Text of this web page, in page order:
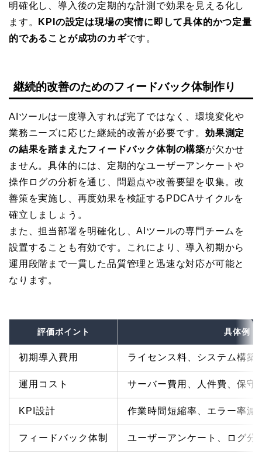
明確化し、導入後の定期的な計測で効果を見える化し
ます。
KPIの設定は現場の実情に即して具体的かつ定量
的であることが成功のカギです。
継続的改善のためのフィードバック体制作り
AIツールは一度導入すれば完了ではなく、環境変化や
業務ニーズに応じた継続的改善が必要です。 効果測定
の結果を踏まえたフィードバック体制の構築が欠かせ
ません。具体的には、定期的なユーザーアンケートや
操作ログの分析を通じ、問題点や改善要望を収集。改
善策を実施し、再度効果を検証するPDCAサイクルを
確立しましょう。
また、担当部署を明確化し、AIツールの専門チームを
設置することも有効です。これにより、導入初期から
運用段階まで一貫した品質管理と迅速な対応が可能と
なります。
評価ポイント 具体例
初期導入費用 ライセンス料、システム構築
運用コスト サーバー費用、人件費、保守
KPI設計 作業時間短縮率、エラー率減
フィードバック体制 ユーザーアンケート、ログ分